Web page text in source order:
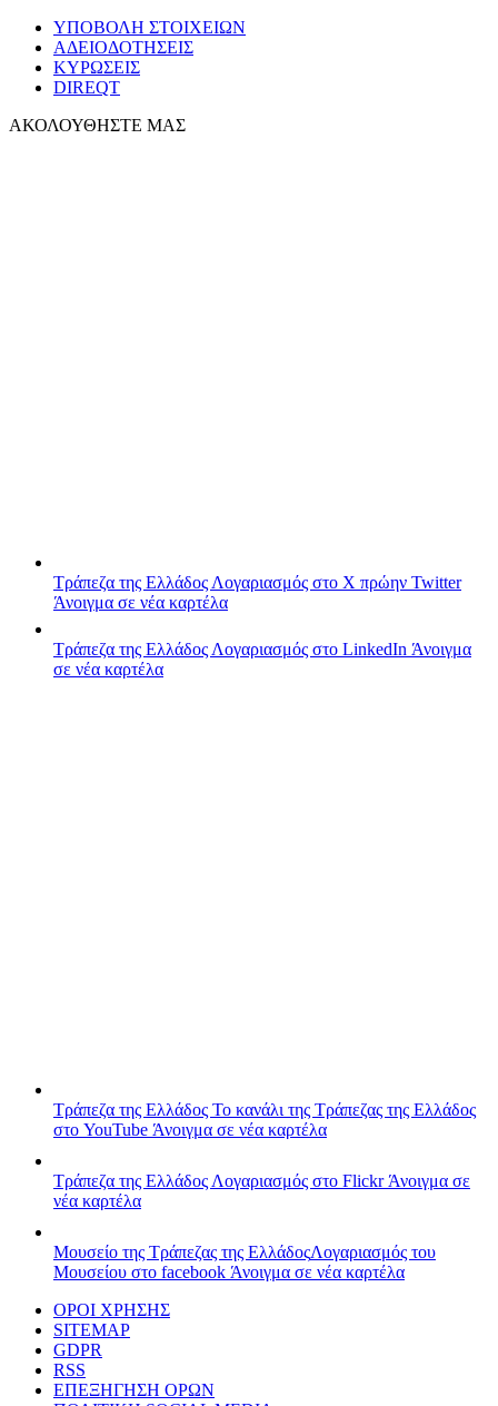
ΥΠΟΒΟΛΗ ΣΤΟΙΧΕΙΩΝ
ΑΔΕΙΟΔΟΤΗΣΕΙΣ
ΚΥΡΩΣΕΙΣ
DIREQT
ΑΚΟΛΟΥΘΗΣΤΕ ΜΑΣ
Τράπεζα της Ελλάδος Λογαριασμός στο X πρώην Twitter
Άνοιγμα σε νέα καρτέλα
Τράπεζα της Ελλάδος Λογαριασμός στο LinkedIn Άνοιγμα
σε νέα καρτέλα
Τράπεζα της Ελλάδος Το κανάλι της Τράπεζας της Ελλάδος
στο YouTube Άνοιγμα σε νέα καρτέλα
Τράπεζα της Ελλάδος Λογαριασμός στο FlickrΆνοιγμα σε
νέα καρτέλα
Μουσείο της Τράπεζας της ΕλλάδοςΛογαριασμός του
Μουσείου στο facebook Άνοιγμα σε νέα καρτέλα
ΟΡΟΙ ΧΡΗΣΗΣ
SITEMAP
GDPR
RSS
ΕΠΕΞΗΓΗΣΗ ΟΡΩΝ